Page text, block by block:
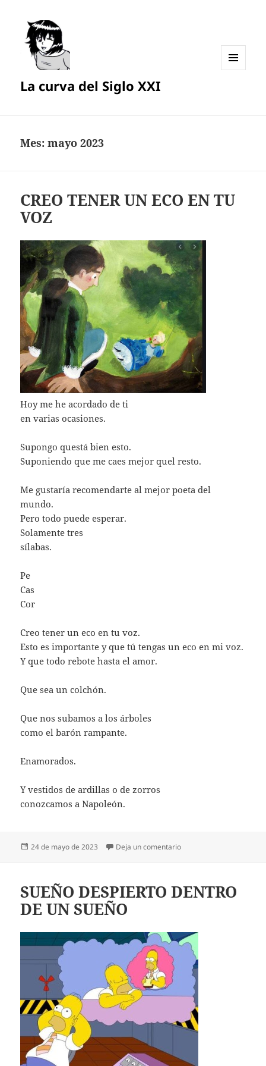
La curva del Siglo XXI
Mes:mayo 2023
CREO TENER UN ECO EN TU
VOZ
Hoy me he acordado de ti
en varias ocasiones.
Supongo questá bien esto.
Suponiendo que me caes mejor quel resto.
Me gustaría recomendarte al mejor poeta del
mundo.
Pero todo puede esperar.
Solamente tres
sílabas.
Pe
Cas
Cor
Creo tener un eco en tu voz.
Esto es importante y que tú tengas un eco en mi voz.
Y que todo rebote hasta el amor.
Que sea un colchón.
Que nos subamos a los árboles
como el barón rampante.
Enamorados.
Y vestidos de ardillas o de zorros
conozcamos a Napoleón.
Publicado
24 de mayo de 2023 Deja un comentarioen CREO TENER UN ECO
SUEÑO DESPIERTO DENTRO
DE UN SUEÑO